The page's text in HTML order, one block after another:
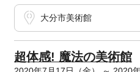
大分市美術館
超体感! 魔法の美術館